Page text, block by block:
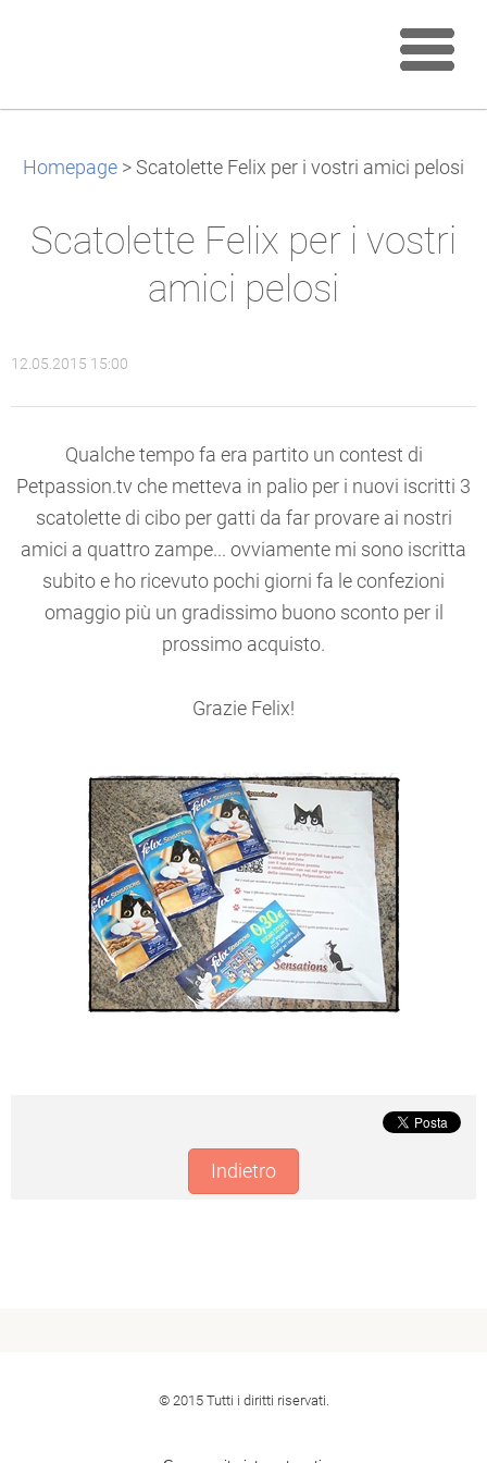
Homepage > Scatolette Felix per i vostri amici pelosi
Scatolette Felix per i vostri
amici pelosi
12.05.2015 15:00
Qualche tempo fa era partito un contest di
Petpassion.tv che metteva in palio per i nuovi iscritti 3
scatolette di cibo per gatti da far provare ai nostri
amici a quattro zampe... ovviamente mi sono iscritta
subito e ho ricevuto pochi giorni fa le confezioni
omaggio più un gradissimo buono sconto per il
prossimo acquisto.
Grazie Felix!
Indietro
© 2015 Tutti i diritti riservati.